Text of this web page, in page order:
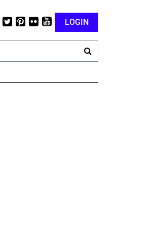
LOGIN